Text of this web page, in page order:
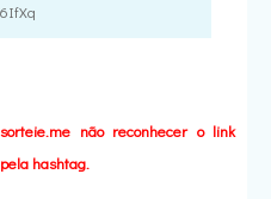
não reconhecer o link
hashtag.